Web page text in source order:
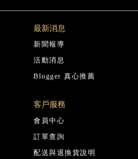
最新消息
新聞報導
活動消息
Blogger 真心推薦
客戶服務
會員中心
訂單查詢
配送與退換貨說明